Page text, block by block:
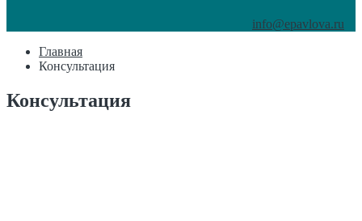
info@epavlova.ru
Главная
Консультация
Консультация